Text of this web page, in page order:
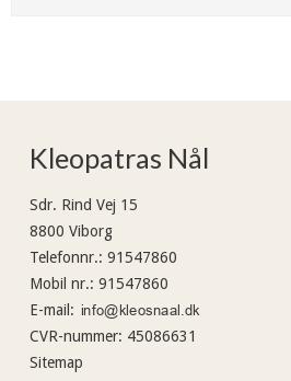
Kleopatras Nål
Sdr. Rind Vej 15
8800 Viborg
Telefonnr.: 91547860
Mobil nr.: 91547860
E-mail :
CVR-nummer: 45086631
Sitemap